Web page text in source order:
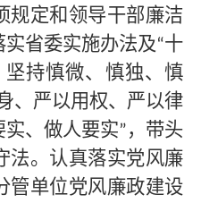
规定和领导干部廉洁
省委实施办法及“十
坚持慎微、慎独、慎
、严以用权、严以律
实、做人要实”，带头
法。认真落实党风廉
管单位党风廉政建设